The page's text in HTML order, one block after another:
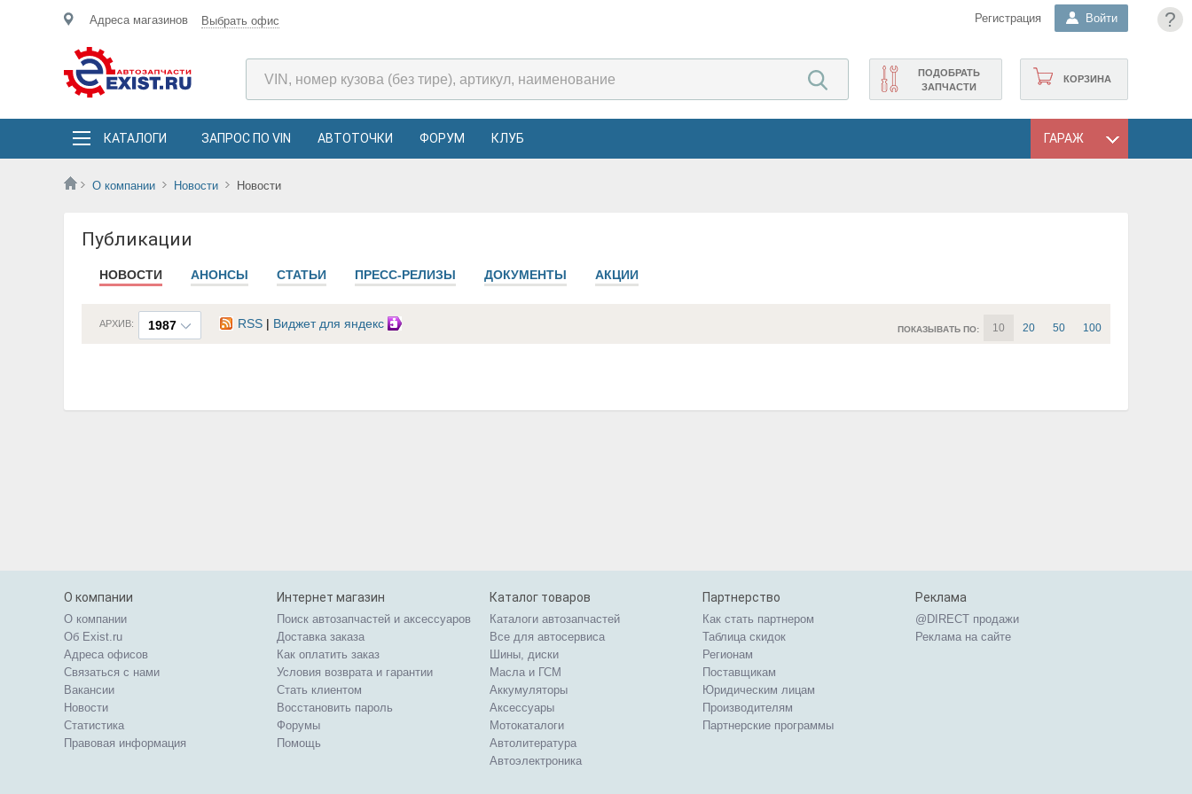
?
Адреса магазинов Выбрать офис Регистрация Войти
КОРЗИНА
ПОДОБРАТЬ
ЗАПЧАСТИ
КАТАЛОГИ ЗАПРОС ПО VIN АВТОТОЧКИ ФОРУМ КЛУБ ГАРАЖ
О компании Новости Новости
Публикации
НОВОСТИ АНОНСЫ СТАТЬИ ПРЕСС-РЕЛИЗЫ ДОКУМЕНТЫ АКЦИИ
1987
АРХИВ: RSS | Виджет для яндекс ПОКАЗЫВАТЬ ПО: 10 20 50 100
О компании
О компании
Об Exist.ru
Адреса офисов
Связаться с нами
Вакансии
Новости
Статистика
Правовая информация
Интернет магазин
Поиск автозапчастей и аксессуаров
Доставка заказа
Как оплатить заказ
Условия возврата и гарантии
Стать клиентом
Восстановить пароль
Форумы
Помощь
Каталог товаров
Каталоги автозапчастей
Все для автосервиса
Шины, диски
Масла и ГСМ
Аккумуляторы
Аксессуары
Мотокаталоги
Автолитература
Автоэлектроника
Партнерство
Как стать партнером
Таблица скидок
Регионам
Поставщикам
Юридическим лицам
Производителям
Партнерские программы
Реклама
@DIRECT продажи
Реклама на сайте